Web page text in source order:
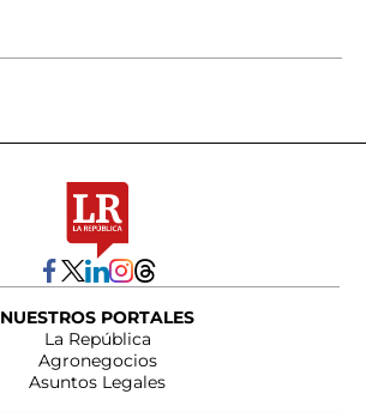
NUESTROS PORTALES
La República
Agronegocios
Asuntos Legales